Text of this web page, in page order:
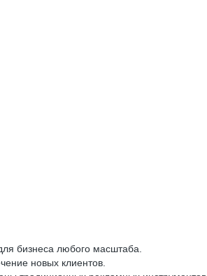
бизнеса любого масштаба.
новых клиентов.